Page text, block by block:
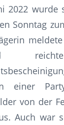
2022 wurde
Sonntag
einer
von der
Auch war